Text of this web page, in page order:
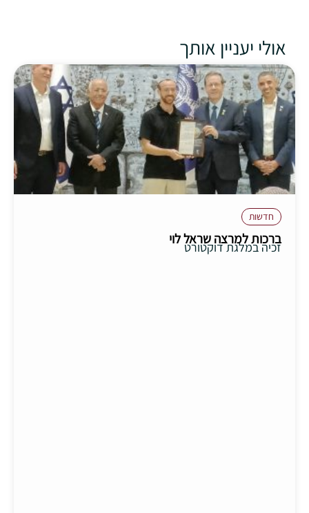
אולי יעניין אותך
חדשות
ברכות למרצה שראל לוי
זכיה במלגת דוקטורט